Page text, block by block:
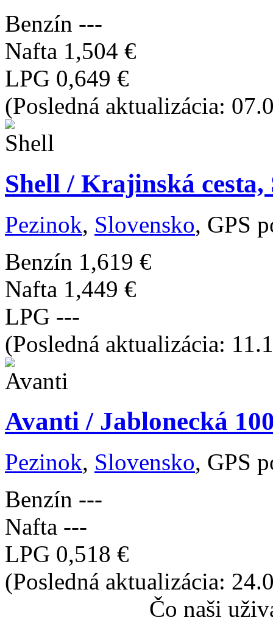
Benzín ---
Nafta 1,504 €
LPG 0,649 €
(Posledná aktualizácia:
Shell / Krajinská
Pezinok, Slovensko, GPS
Benzín 1,619 €
Nafta 1,449 €
LPG ---
(Posledná aktualizácia:
Avanti / Jablonecká
Pezinok, Slovensko, GPS
Benzín ---
Nafta ---
LPG 0,518 €
(Posledná aktualizácia:
Čo naši